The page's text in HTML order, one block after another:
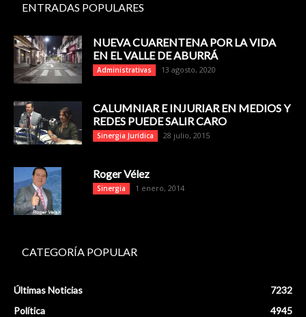
ENTRADAS POPULARES
NUEVA CUARENTENA POR LA VIDA
EN EL VALLE DE ABURRÁ
Administrativas 13 agosto, 2020
CALUMNIAR E INJURIAR EN MEDIOS Y
REDES PUEDE SALIR CARO
Sinergia Jurídica 28 julio, 2015
Roger Vélez
Sinergia 1 enero, 2014
CATEGORÍA POPULAR
Últimas Noticias
7232
Política
4945